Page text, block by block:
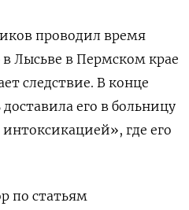
проводил время
Лысьве в Пермском крае
следствие. В конце
его в больницу
где его
по статьям